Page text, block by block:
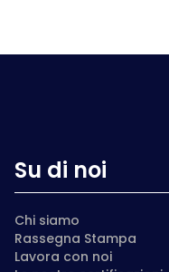
Su di noi
Chi siamo
Rassegna Stampa
Lavora con noi